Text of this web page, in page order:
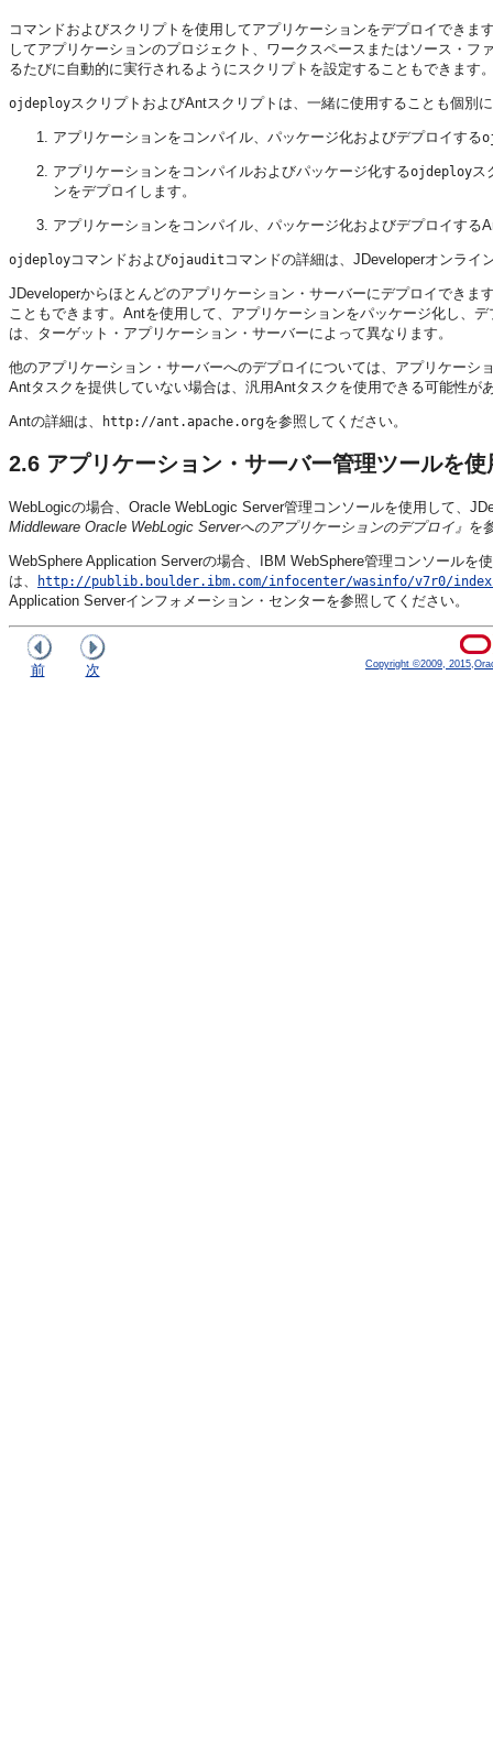
コマンドおよびスクリプトを使用してアプリケーションをデプロイできま
してアプリケーションのプロジェクト、ワークスペースまたはソース・
るたびに自動的に実行されるようにスクリプトを設定することもできます
ojdeployスクリプトおよびAntスクリプトは、一緒に使用することも個別
アプリケーションをコンパイル、パッケージ化およびデプロイする
アプリケーションをコンパイルおよびパッケージ化するojdeployス
ンをデプロイします。
アプリケーションをコンパイル、パッケージ化およびデプロイする
ojdeployコマンドおよびojaudit コマンドの詳細は、JDeveloperオンライ
JDeveloperからほとんどのアプリケーション・サーバーにデプロイでき
こともできます。Antを使用して、アプリケーションをパッケージ化し、
は、ターゲット・アプリケーション・サーバーによって異なります。
他のアプリケーション・サーバーへのデプロイについては、アプリケー
Antタスクを提供していない場合は、汎用Antタスクを使用できる可能性が
Antの詳細は、 http://ant.apache.orgを参照してください。
2.6 アプリケーション・サーバー管理ツールを
WebLogicの場合、Oracle WebLogic Server管理コンソールを使用して、
Middleware Oracle WebLogic Serverへのアプリケーションのデプロイ』 を
WebSphere Application Serverの場合、IBM WebSphere管理コンソール
は、
http://publib.boulder.ibm.com/infocenter/wasinfo/v7r0/
Application Serverインフォメーション・センターを参照してください。
前 次 Copyright ©2009,